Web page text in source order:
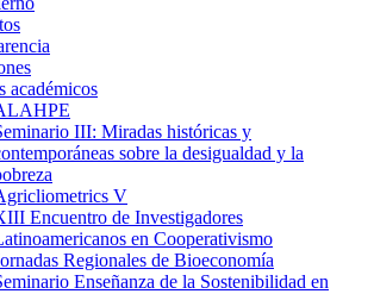
académicos
III: Miradas históricas y
sobre la desigualdad y la
V
Encuentro de Investigadores
en Cooperativismo
Regionales de Bioeconomía
Enseñanza de la Sostenibilidad en